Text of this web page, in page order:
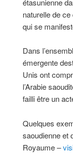
étasunienne
naturelle de
qui se
Dans
émergente
Unis ont
l’Arabie
failli être un
Quelques
saoudienne et
Royaume –